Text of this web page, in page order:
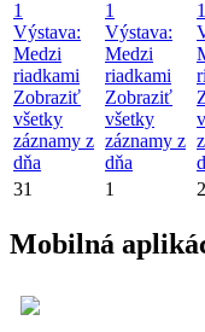
1
Výstava:
Medzi
riadkami
Zobraziť
všetky
záznamy z
dňa
1
Výstava:
Medzi
riadkami
Zobraziť
všetky
záznamy z
dňa
1
31 1 2
Mobilná